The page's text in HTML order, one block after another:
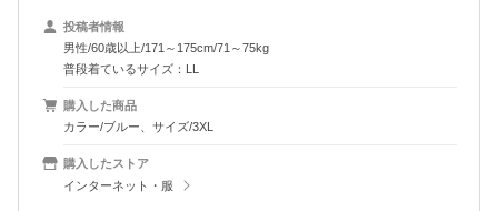
投稿者情報
男性/60歳以上/171～175cm/71～75kg
普段着ているサイズ：LL
購入した商品
カラー/ブルー、サイズ/3XL
購入したストア
インターネット・服